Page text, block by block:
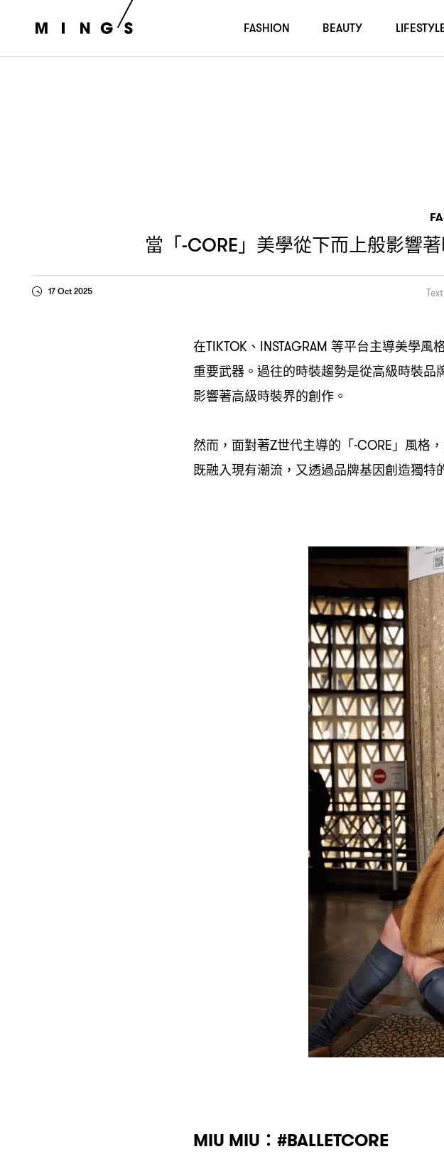
當「-CORE 」美學從下而上般影響
17 Oct 2025
在TIKTOK 、 INSTAGRAM 等平台主導美學風
重要武器。過往的時裝趨勢是從高級時裝品
影響著高級時裝界的創作。
然而 ， 面對著Z世代主導的「-CORE 」風格 ，
既融入現有潮流 ， 又透過品牌基因創造獨特
MIU MIU：#BALLETCORE
FASHION BEAUTY
當「 -CORE 」美學從下而上般影響著時裝界 ， ？